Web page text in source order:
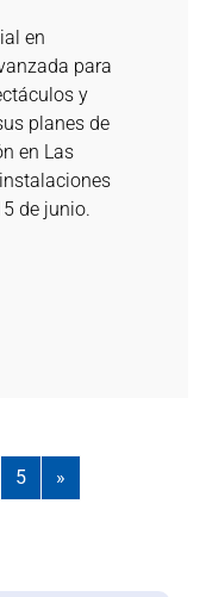
en
para
y
planes de
en Las
de junio.
5 »